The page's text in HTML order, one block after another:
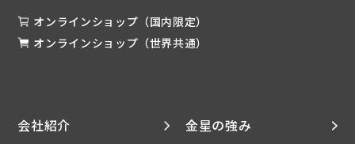
オンラインショップ（国内限定）
オンラインショップ（世界共通）
会社紹介 金星の強み